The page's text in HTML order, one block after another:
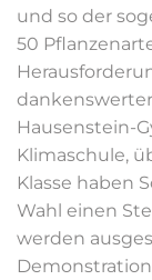
und so der
50
Hausenstein-
Klimaschule,
Klasse haben
Wahl einen
werden